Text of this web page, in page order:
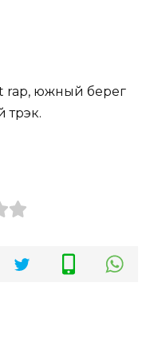
rap, южный берег
трэк.